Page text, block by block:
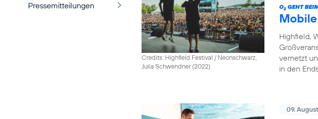
Pressemitteilungen
Credits: Highfield Festival / Neonschwarz,
Julia Schwendner (2022)
O2 GEHT
Highfield,
vernetzt
in den
09.